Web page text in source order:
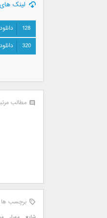
لینک
128
320
مطالب
برچسب ها